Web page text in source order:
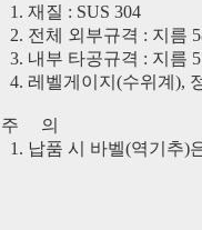
1. 재질 : SUS 304
2. 전체 외부규격 : 지름
3. 내부 타공규격 : 지름
4. 레벨게이지(수위계),
주 의
1. 납품 시 바벨(역기추)